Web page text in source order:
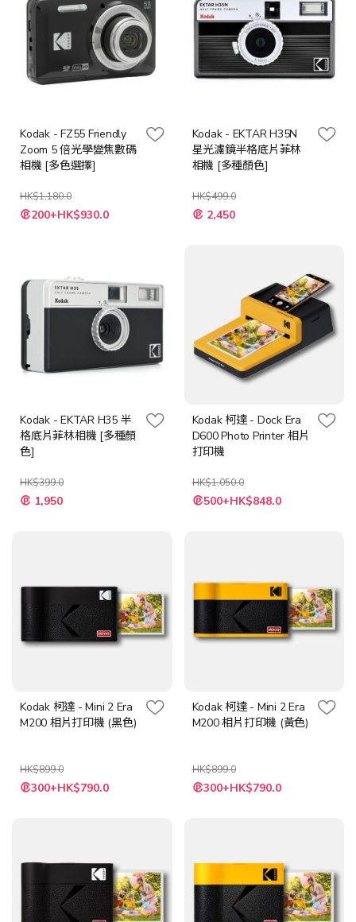
Kodak - FZ55 Friendly
Zoom 5 倍光學變焦數碼
相機 [多色選擇]
HK$1,180.0
200+HK$930.0
Kodak - EKTAR H35N
星光濾鏡半格底片菲林
相機 [多種顏色]
HK$499.0
2,450
Kodak - EKTAR H35 半
格底片菲林相機 [多種顏
色]
HK$399.0
1,950
Kodak 柯達 - Dock Era
D600 Photo Printer 相片
打印機
HK$1,050.0
特
殊 500+HK$848.0
Kodak 柯達 - Mini 2 Era
M200 相片打印機 (黑色)
HK$899.0
特
殊300+HK$790.0
Kodak 柯達 - Mini 2 Era
M200 相片打印機 (黃色)
HK$899.0
特
殊 300+HK$790.0